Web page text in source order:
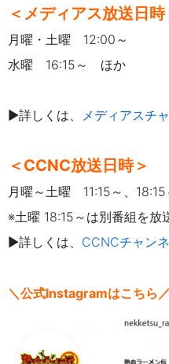
＜メディアス放送日時
月曜・土曜 12:00～
水曜 16:15～ ほか
▶詳しくは、 メディアスチ
＜CCNC放送日時＞
月曜～土曜 11:15～、
※土曜 18:15～は別番組を放
▶詳しくは、 CCNCチャン
＼公式Instagramはこちら／